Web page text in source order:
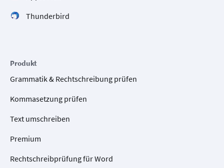
Thunderbird
Produkt
Grammatik & Rechtschreibung prüfen
Kommasetzung prüfen
Text umschreiben
Premium
Rechtschreibprüfung für Word